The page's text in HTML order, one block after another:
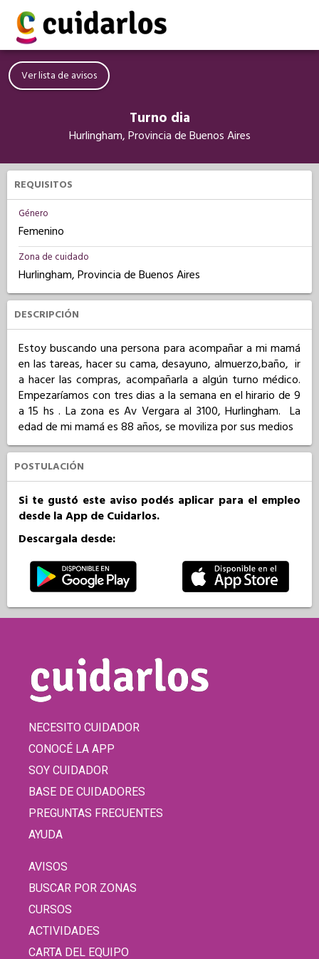
Ver lista de avisos
Turno dia
Hurlingham, Provincia de Buenos Aires
REQUISITOS
Género
Femenino
Zona de cuidado
Hurlingham, Provincia de Buenos Aires
DESCRIPCIÓN
Estoy buscando una persona para acompañar a mi mamá
en las tareas, hacer su cama, desayuno, almuerzo,baño,  ir
a hacer las compras, acompañarla a algún turno médico.
Empezaríamos con tres dias a la semana en el hirario de 9
a 15 hs . La zona es Av Vergara al 3100, Hurlingham.  La
edad de mi mamá es 88 años, se moviliza por sus medios
POSTULACIÓN
Si te gustó este aviso podés aplicar para el empleo
desde la App de Cuidarlos.
Descargala desde:
NECESITO CUIDADOR
CONOCÉ LA APP
SOY CUIDADOR
BASE DE CUIDADORES
PREGUNTAS FRECUENTES
AYUDA
AVISOS
BUSCAR POR ZONAS
CURSOS
ACTIVIDADES
CARTA DEL EQUIPO